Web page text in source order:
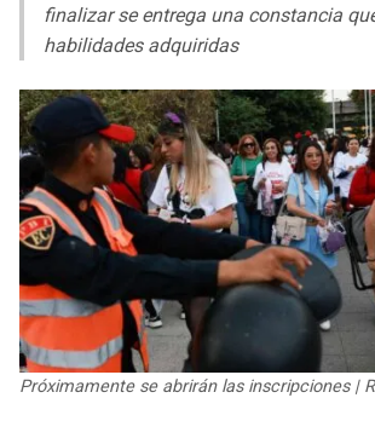
OTRAS LIGAS
BROWNS
STEELERS
TEXANS
COLTS
JAGUARS
TITANS
HAWKS
HORNETS
HEAT
MAGIC
WIZARDS
WARRIORS
finalizar se entrega una constancia
habilidades adquiridas
Próximamente se abrirán las inscripciones |